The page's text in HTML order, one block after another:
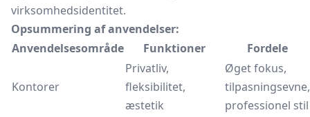
virksomhedsidentitet.
Opsummering af anvendelser:
Anvendelsesområde
Funktioner Fordele
Kontorer
Privatliv,
fleksibilitet,
æstetik
Øget fokus,
tilpasningsevne,
professionel stil